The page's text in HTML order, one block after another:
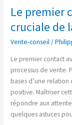
Le premier
cruciale de
Vente-conseil/
Le premier contact
processus de vente.
bases d’une
positive. Maîtriser
répondre aux
quelques astuces
Le
premier
contact
en
une
cruciale
de
la